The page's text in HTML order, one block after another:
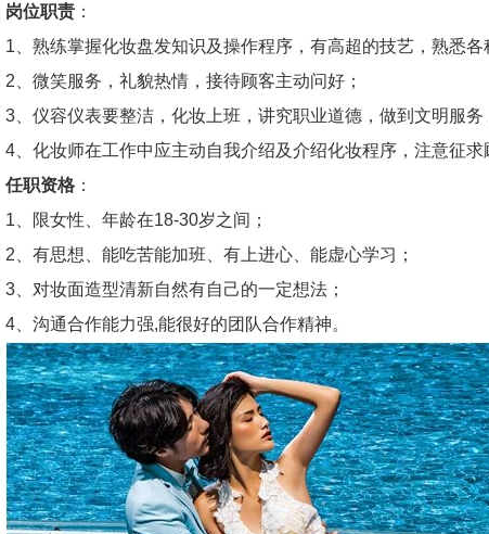
岗位职责 ：
1、熟练掌握化妆盘发知识及操作程序，有高超的技艺，熟悉
2、微笑服务，礼貌热情，接待顾客主动问好；
3、仪容仪表要整洁，化妆上班，讲究职业道德，做到文明服务
4、化妆师在工作中应主动自我介绍及介绍化妆程序，注意征求
任职资格 ：
1、限女性、年龄在18-30岁之间；
2、有思想、能吃苦能加班、有上进心、能虚心学习；
3、对妆面造型清新自然有自己的一定想法；
4、沟通合作能力强,能很好的团队合作精神。